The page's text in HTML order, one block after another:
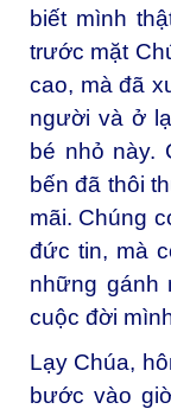
biết mình
trước mặt
cao, mà đã
người và ở
bé nhỏ này.
bến đã thôi
mãi. Chúng
đức tin, mà
những gánh
cuộc đời
Lạy Chúa,
bước vào